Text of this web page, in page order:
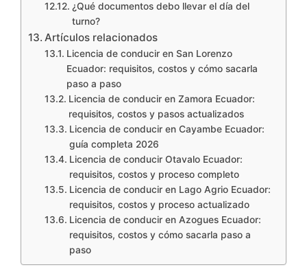
¿Qué documentos debo llevar el día del
turno?
Artículos relacionados
Licencia de conducir en San Lorenzo
Ecuador: requisitos, costos y cómo sacarla
paso a paso
Licencia de conducir en Zamora Ecuador:
requisitos, costos y pasos actualizados
Licencia de conducir en Cayambe Ecuador:
guía completa 2026
Licencia de conducir Otavalo Ecuador:
requisitos, costos y proceso completo
Licencia de conducir en Lago Agrio Ecuador:
requisitos, costos y proceso actualizado
Licencia de conducir en Azogues Ecuador:
requisitos, costos y cómo sacarla paso a
paso